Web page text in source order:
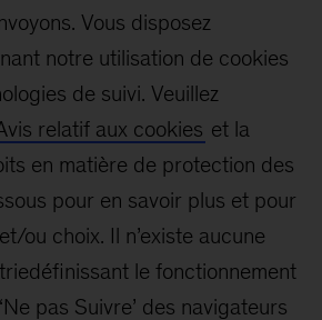
Vous disposez
notre utilisation de cookies
de suivi. Veuillez
relatif aux cookies et la
en matière de protection des
pour en savoir plus et pour
ou choix. Il n’existe aucune
le fonctionnement
pas Suivre’ des navigateurs